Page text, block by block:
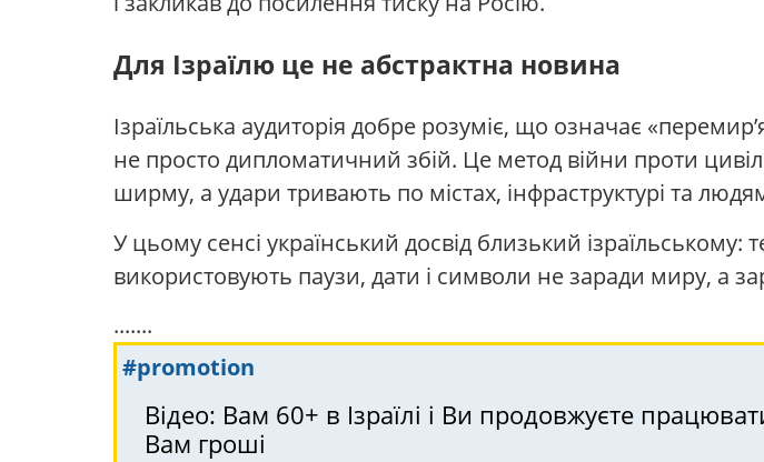
Для Ізраїлю це не абстрактна новина
Ізраїльська аудиторія добре розуміє, що означає
не просто дипломатичний збій. Це метод війни проти
ширму, а удари тривають по містах, інфраструктурі та
У цьому сенсі український досвід близький
використовують паузи, дати і символи не заради миру, а
.......
#promotion
Відео: Вам 60+ в Ізраїлі і Ви продовжуєте
Вам гроші